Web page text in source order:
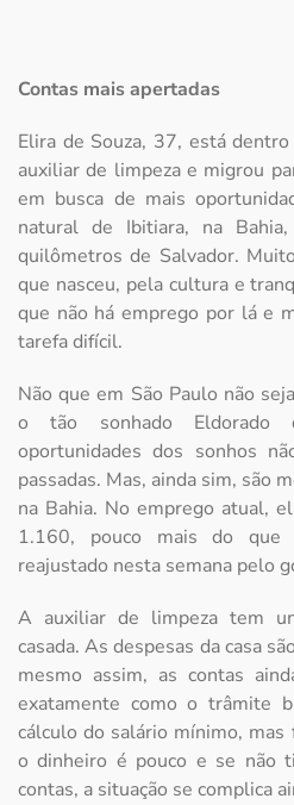
Contas mais apertadas
Elira de Souza, 37, está
auxiliar de limpeza e migrou
em busca de mais
natural de Ibitiara, na
quilômetros de Salvador.
que nasceu, pela cultura e
que não há emprego por lá e
tarefa difícil.
Não que em São Paulo não
o tão sonhado Eldorado
oportunidades dos sonhos
passadas. Mas, ainda sim, são
na Bahia. No emprego atual,
1.160, pouco mais do
reajustado nesta semana pelo
A auxiliar de limpeza tem
casada. As despesas da casa
mesmo assim, as contas
exatamente como o trâmite
cálculo do salário mínimo,
o dinheiro é pouco e se não
contas, a situação se complica